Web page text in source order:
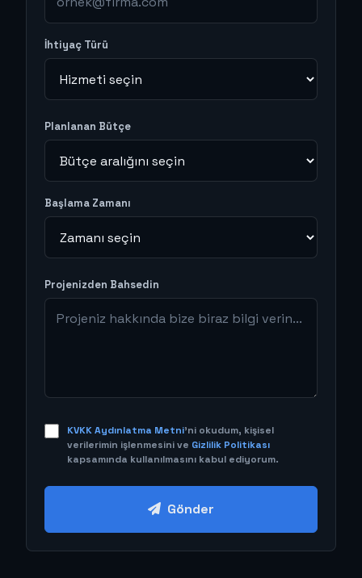
İhtiyaç Türü
Planlanan Bütçe
Başlama Zamanı
Projenizden Bahsedin
KVKK Aydınlatma Metni'ni okudum, kişisel
verilerimin işlenmesini ve Gizlilik Politikası
kapsamında kullanılmasını kabul ediyorum.
Gönder